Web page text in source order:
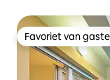
Favoriet van
Favoriet van